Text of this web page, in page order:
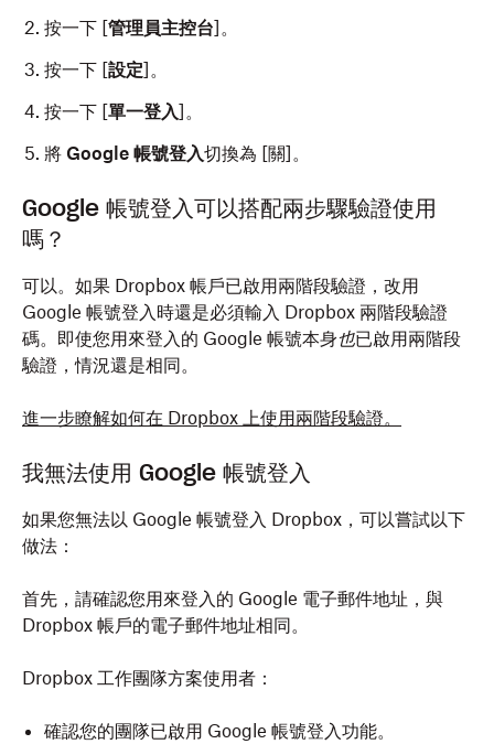
按一下 [管理員主控台]。
按一下 [設定]。
按一下 [單一登入]。
將 Google 帳號登入切換為 [關] 。
Google 帳號登入可以搭配兩步驟驗證使用
嗎？
可以。如果 Dropbox 帳戶已啟用兩階段驗證，改用
Google 帳號登入時還是必須輸入 Dropbox 兩階段驗證
碼。即使您用來登入的 Google 帳號本身也已啟用兩階段
驗證，情況還是相同。
進一步瞭解如何在 Dropbox 上使用兩階段驗證。
我無法使用 Google 帳號登入
如果您無法以 Google 帳號登入 Dropbox，可以嘗試以下
做法：
首先，請確認您用來登入的 Google 電子郵件地址，與
Dropbox 帳戶的電子郵件地址相同。
Dropbox 工作團隊方案使用者：
確認您的團隊已啟用 Google 帳號登入功能。